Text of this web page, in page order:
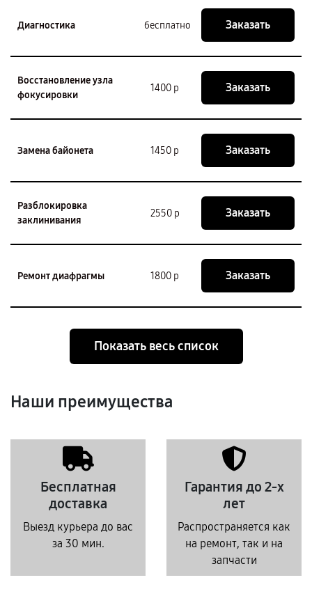
Диагностика бесплатно Заказать
Восстановление узла
фокусировки
1400 р Заказать
Замена байонета 1450 р Заказать
Разблокировка
заклинивания
2550 р Заказать
Ремонт диафрагмы 1800 р Заказать
Показать весь список
Наши преимущества
Бесплатная
доставка
Выезд курьера до вас
за 30 мин.
Гарантия до 2-х
лет
Распространяется как
на ремонт, так и на
запчасти